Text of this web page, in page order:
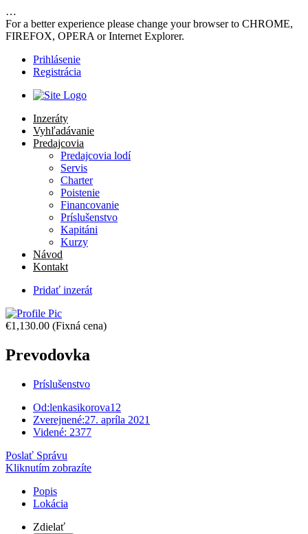
…
For a better experience please change your browser to CHROME,
FIREFOX, OPERA or Internet Explorer.
Prihlásenie
Registrácia
Inzeráty
Vyhľadávanie
Predajcovia
Predajcovia lodí
Servis
Charter
Poistenie
Financovanie
Príslušenstvo
Kapitáni
Kurzy
Návod
Kontakt
Pridať inzerát
€1,130.00 (Fixná cena)
Prevodovka
Príslušenstvo
Od:lenkasikorova12
Zverejnené:27. apríla 2021
Videné: 2377
Poslať Správu
Kliknutím zobrazíte
Popis
Lokácia
Zdielať